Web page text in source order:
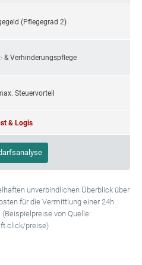
(Pflegegrad 2)
& Verhinderungspflege
Steuervorteil
& Logis
unverbindlichen Überblick über
für die Vermittlung einer 24h
von Quelle:
preise)